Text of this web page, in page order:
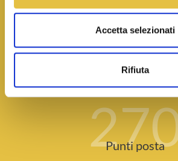
Accetta selezionati
Rifiuta
Agenzie
Punti posta